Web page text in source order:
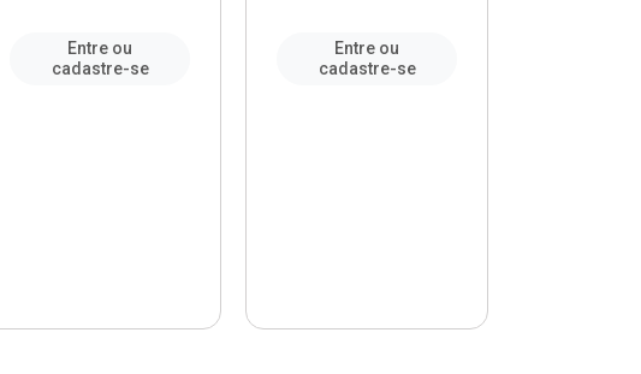
Entre ou
cadastre-se
Entre ou
cadastre-se